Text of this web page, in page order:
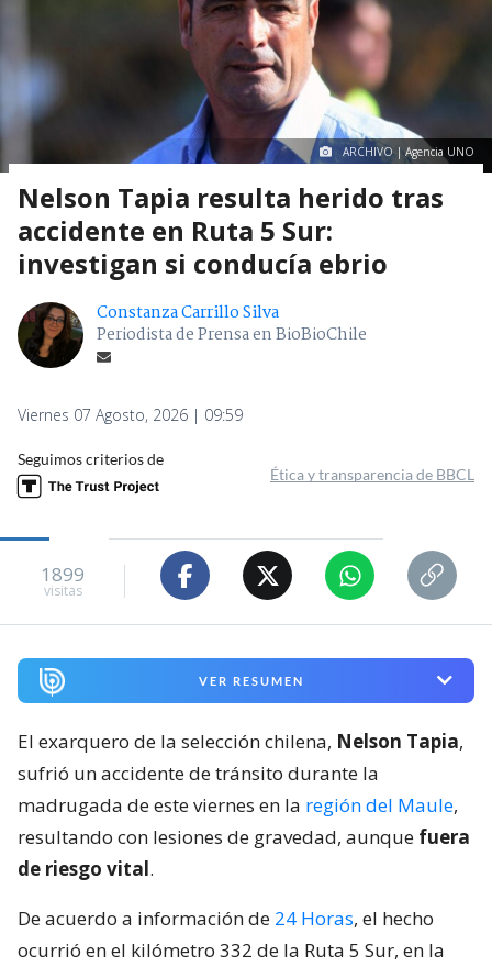
ARCHIVO | Agencia UNO
Nelson Tapia resulta herido tras
accidente en Ruta 5 Sur:
investigan si conducía ebrio
Constanza Carrillo Silva
Periodista de Prensa en BioBioChile
Viernes 07 Agosto, 2026 | 09:59
Seguimos criterios de
Ética y transparencia de BBCL
1899
visitas
VER RESUMEN
El exarquero de la selección chilena, Nelson Tapia,
sufrió un accidente de tránsito durante la
madrugada de este viernes en la región del Maule,
resultando con lesiones de gravedad, aunque fuera
de riesgo vital.
De acuerdo a información de 24 Horas, el hecho
ocurrió en el kilómetro 332 de la Ruta 5 Sur, en la